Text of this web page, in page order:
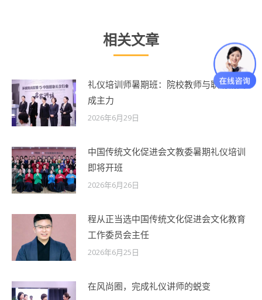
相关文章
礼仪培训师暑期班：院校教师与职场精英
成主力
2026年6月29日
中国传统文化促进会文教委暑期礼仪培训
即将开班
2026年6月26日
程从正当选中国传统文化促进会文化教育
工作委员会主任
2026年6月25日
在风尚圈，完成礼仪讲师的蜕变